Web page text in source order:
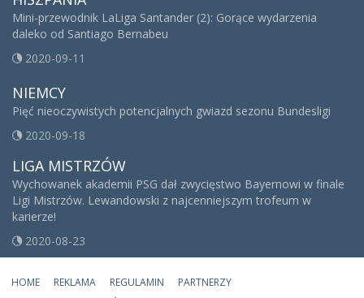
Mini-przewodnik LaLiga Santander (2): Gorące wydarzenia
daleko od Santiago Bernabeu
2020-09-11
NIEMCY
Pięć nieoczywistych potencjalnych gwiazd sezonu Bundesligi
2020-09-18
LIGA MISTRZÓW
Wychowanek akademii PSG dał zwycięstwo Bayernowi w finale
Ligi Mistrzów. Lewandowski z najcenniejszym trofeum w
karierze!
2020-08-23
HOME REKLAMA REGULAMIN
PARTNERZY